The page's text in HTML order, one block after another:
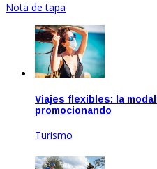
Nota de tapa
Viajes flexibles: la
promocionando
Turismo